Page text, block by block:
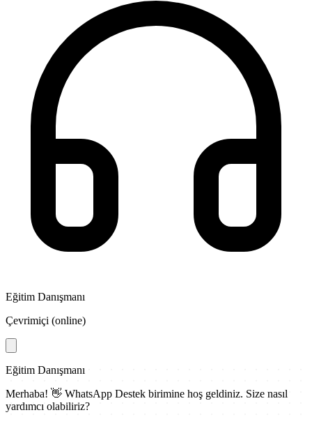
Eğitim Danışmanı
Çevrimiçi (online)
Eğitim Danışmanı
Merhaba! 👋 WhatsApp Destek birimine hoş geldiniz. Size nasıl
yardımcı olabiliriz?